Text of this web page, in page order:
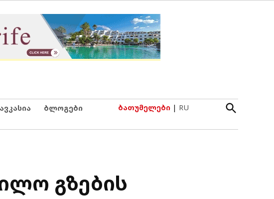
ბლოგები ბათუმელები | RU
Open
Search
გზების